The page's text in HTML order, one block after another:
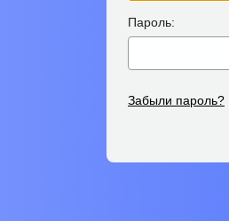
Пароль:
Забыли пароль?